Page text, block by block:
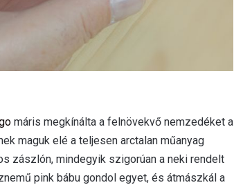
máris megkínálta a felnövekvő nemzedéket a
maguk elé a teljesen arctalan műanyag
zászlón, mindegyik szigorúan a neki rendelt
pink bábu gondol egyet, és átmászkál a